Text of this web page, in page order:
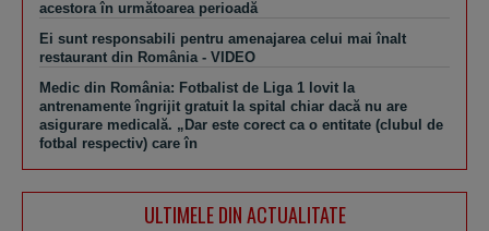
acestora în următoarea perioadă
Ei sunt responsabili pentru amenajarea celui mai înalt
restaurant din România - VIDEO
Medic din România: Fotbalist de Liga 1 lovit la
antrenamente îngrijit gratuit la spital chiar dacă nu are
asigurare medicală. „Dar este corect ca o entitate (clubul de
fotbal respectiv) care în
ULTIMELE DIN ACTUALITATE